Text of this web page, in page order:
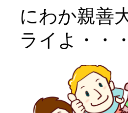
にわか親善
ライよ・・